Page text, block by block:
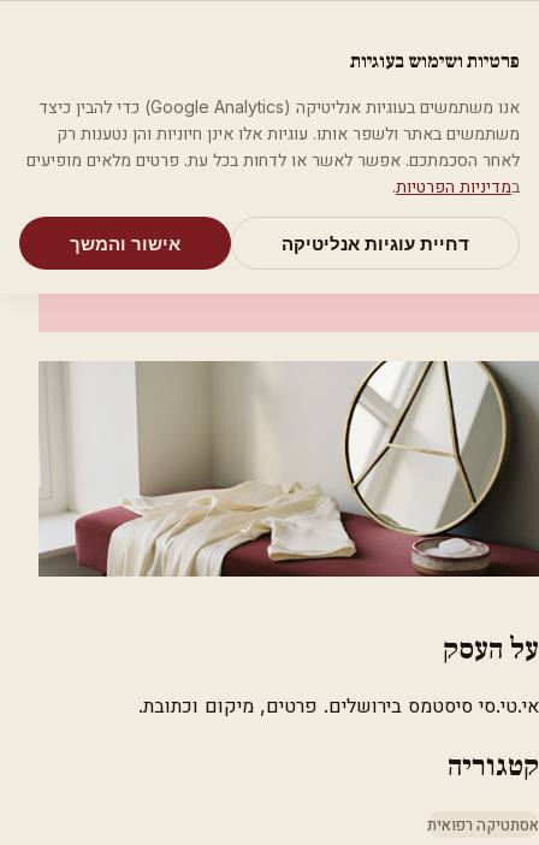
מאמריםקטגוריותחיפושאודות
בית קטגוריות אסתטיקה רפואית אי.טי.סי סיסטמס
אסתטיקה רפואית
אי.טי.סי סיסטמס
על העסק
אי.טי.סי סיסטמס בירושלים. פרטים, מיקום וכתובת.
קטגוריה
אסתטיקה רפואית
פרטיות ושימוש בעוגיות
אנו משתמשים בעוגיות אנליטיקה (Google Analytics) כדי להבין כיצד
משתמשים באתר ולשפר אותו. עוגיות אלו אינן חיוניות והן נטענות רק
לאחר הסכמתכם. אפשר לאשר או לדחות בכל עת. פרטים מלאים מופיעים
במדיניות הפרטיות.
דחיית עוגיות אנליטיקה אישור והמשך